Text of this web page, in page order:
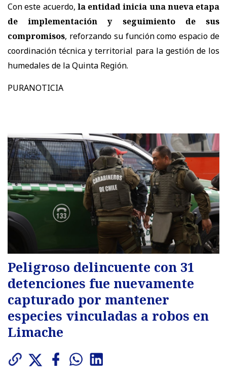
Con este acuerdo, la entidad inicia una nueva etapa
de implementación y seguimiento de sus
compromisos, reforzando su función como espacio de
coordinación técnica y territorial para la gestión de los
humedales de la Quinta Región.
PURANOTICIA
Peligroso delincuente con 31
detenciones fue nuevamente
capturado por mantener
especies vinculadas a robos en
Limache